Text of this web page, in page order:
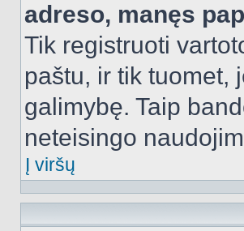
adreso, manęs
Tik registruoti
paštu, ir tik tuomet,
galimybę. Taip
neteisingo
Į viršų